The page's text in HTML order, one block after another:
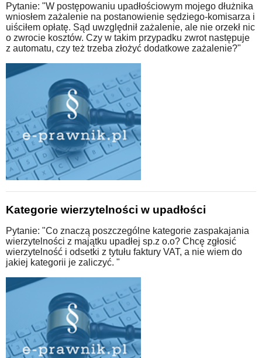
Pytanie: "W postępowaniu upadłościowym mojego dłużnika
wniosłem zażalenie na postanowienie sędziego-komisarza i
uiściłem opłatę. Sąd uwzględnił zażalenie, ale nie orzekł nic
o zwrocie kosztów. Czy w takim przypadku zwrot następuje
z automatu, czy też trzeba złożyć dodatkowe zażalenie?"
Kategorie wierzytelności w upadłości
Pytanie: "Co znaczą poszczególne kategorie zaspakajania
wierzytelności z majątku upadłej sp.z o.o? Chcę zgłosić
wierzytelność i odsetki z tytułu faktury VAT, a nie wiem do
jakiej kategorii je zaliczyć. "